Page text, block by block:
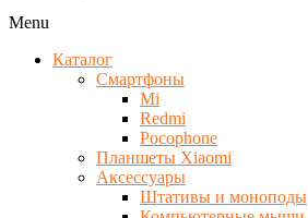
Menu
Каталог
Смартфоны
Mi
Redmi
Pocophone
Планшеты Xiaomi
Аксессуары
Штативы и моноподы